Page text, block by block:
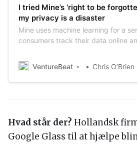
I tried Mine’s ‘right to be
my privacy is a disaster
Mine uses machine learning for a
consumers track their data online
VentureBeat
Chris O’Brien
Hvad står der? Hollandsk
Google Glass til at hjælpe